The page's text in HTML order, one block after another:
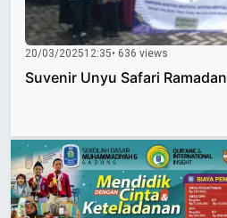
20/03/202512:35• 636 views
Suvenir Unyu Safari